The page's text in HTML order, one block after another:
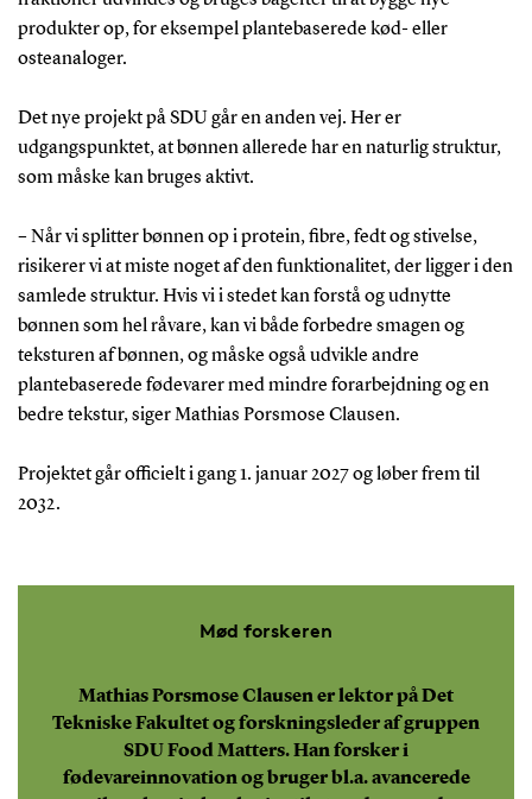
produkter op, for eksempel plantebaserede kød- eller
osteanaloger.
Det nye projekt på SDU går en anden vej. Her er
udgangspunktet, at bønnen allerede har en naturlig struktur,
som måske kan bruges aktivt.
– Når vi splitter bønnen op i protein, fibre, fedt og stivelse,
risikerer vi at miste noget af den funktionalitet, der ligger i den
samlede struktur. Hvis vi i stedet kan forstå og udnytte
bønnen som hel råvare, kan vi både forbedre smagen og
teksturen af bønnen, og måske også udvikle andre
plantebaserede fødevarer med mindre forarbejdning og en
bedre tekstur, siger Mathias Porsmose Clausen.
Projektet går officielt i gang 1. januar 2027 og løber frem til
2032.
Mød forskeren
Mathias Porsmose Clausen er lektor på Det
Tekniske Fakultet og forskningsleder af gruppen
SDU Food Matters. Han forsker i
fødevareinnovation og bruger bl.a. avancerede